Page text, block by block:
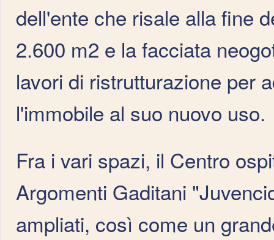
dell'ente che risale alla fine
2.600 m2 e la facciata
lavori di ristrutturazione per
l'immobile al suo nuovo uso.
Fra i vari spazi, il Centro
Argomenti Gaditani
ampliati, così come un